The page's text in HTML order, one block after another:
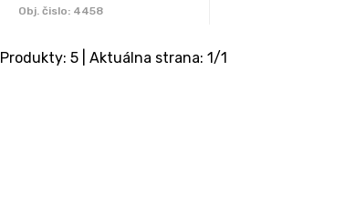
Obj. čislo: 4458
Produkty: 5 | Aktuálna strana: 1/1